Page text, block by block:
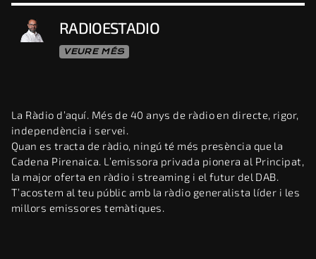
RADIOESTADIO
VEURE MÉS
La Ràdio d’aquí. Més de 40 anys de ràdio en directe, rigor,
independència i servei.
Quan es tracta de ràdio, ningú té més presència que la
Cadena Pirenaica. L’emissora privada pionera al Principat,
la major oferta en ràdio i streaming i el futur del DAB.
T’acostem al teu públic amb la ràdio generalista líder i les
millors emissores temàtiques.